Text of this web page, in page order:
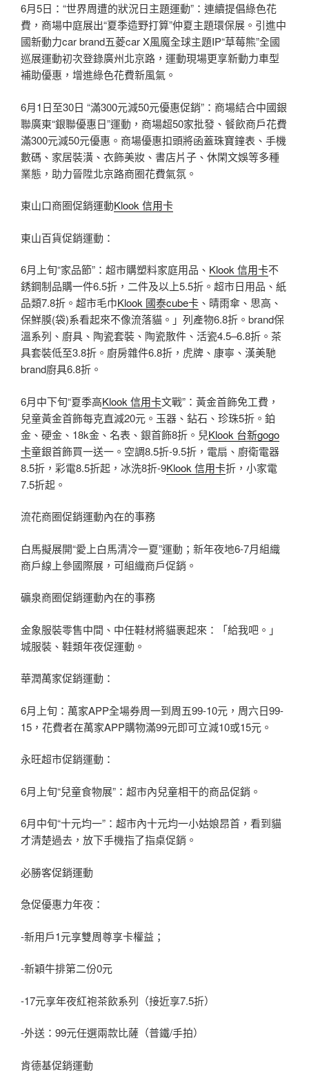
6月5日：“世界周遭的狀況日主題運動”：連續提倡綠色花
費，商場中庭展出“夏季造野打算”仲夏主題環保展。引進中
國新動力car brand五菱car X風魔全球主題IP“草莓熊”全國
巡展運動初次登錄廣州北京路，運動現場更享新動力車型
補助優惠，增進綠色花費新風氣。
6月1日至30日 “滿300元減50元優惠促銷”：商場結合中國銀
聯廣東“銀聯優惠日”運動，商場超50家批發、餐飲商戶花費
滿300元減50元優惠。商場優惠扣頭將函蓋珠寶鐘表、手機
數碼、家居裝潢、衣飾美妝、書店片子、休閑文娛等多種
業態，助力晉陞北京路商圈花費氣氛。
東山口商圈促銷運動Klook 信用卡
東山百貨促銷運動：
6月上旬“家品節”：超市購塑料家庭用品、 Klook 信用卡不
銹鋼制品購一件6.5折，二件及以上5.5折。超市日用品、紙
品類7.8折。超市毛巾Klook 國泰cube卡 、晴雨傘、思高、
保鮮膜(袋)系看起來不像流落貓。」列產物6.8折。brand保
溫系列、廚具、陶瓷套裝、陶瓷散件、活瓷4.5–6.8折。茶
具套裝低至3.8折。廚房雜件6.8折，虎牌、康寧、漢美馳
brand廚具6.8折。
6月中下旬“夏季高Klook 信用卡文戰”：黃金首飾免工費，
兒童黃金首飾每克直減20元。玉器、鉆石、珍珠5折。鉑
金、硬金、18k金、名表、銀首飾8折。兒Klook 台新gogo
卡童銀首飾買一送一。空調8.5折-9.5折，電扇、廚衛電器
8.5折，彩電8.5折起，冰洗8折-9Klook 信用卡折，小家電
7.5折起。
流花商圈促銷運動內在的事務
白馬擬展開“愛上白馬清冷一夏”運動；新年夜地6-7月組織
商戶線上參國際展，可組織商戶促銷。
礦泉商圈促銷運動內在的事務
金象服裝零售中間、中任鞋材將貓裹起來：「給我吧。」
城服裝、鞋類年夜促運動。
華潤萬家促銷運動：
6月上旬：萬家APP全場券周一到周五99-10元，周六日99-
15，花費者在萬家APP購物滿99元即可立減10或15元。
永旺超市促銷運動：
6月上旬“兒童食物展”：超市內兒童相干的商品促銷。
6月中旬“十元均一”：超市內十元均一小姑娘昂首，看到貓
才清楚過去，放下手機指了指桌促銷。
必勝客促銷運動
急促優惠力年夜：
-新用戶1元享雙周尊享卡權益；
-新穎牛排第二份0元
-17元享年夜紅袍茶飲系列（接近享7.5折）
-外送：99元任選兩款比薩（普鐵/手拍）
肯德基促銷運動